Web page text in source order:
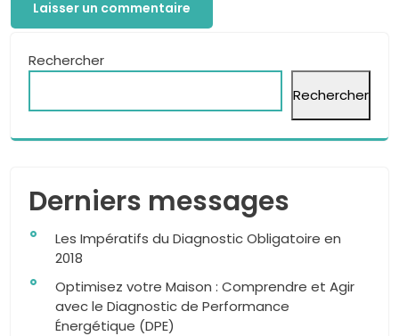
Rechercher
Rechercher
Derniers messages
Les Impératifs du Diagnostic Obligatoire en
2018
Optimisez votre Maison : Comprendre et Agir
avec le Diagnostic de Performance
Énergétique (DPE)